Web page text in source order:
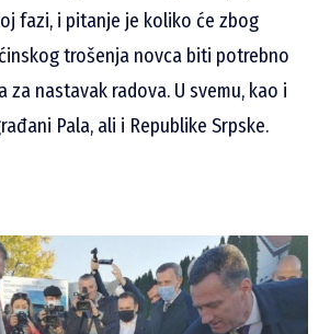
fazi, i pitanje je koliko će zbog
trošenja novca biti potrebno
za nastavak radova. U svemu, kao i
Pala, ali i Republike Srpske.